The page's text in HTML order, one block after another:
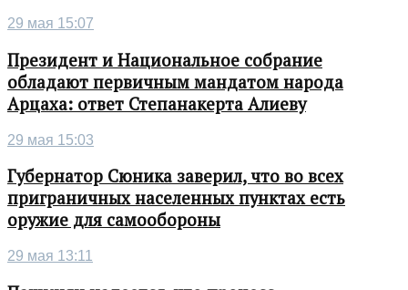
29 мая 15:07
Президент и Национальное собрание
обладают первичным мандатом народа
Арцаха: ответ Степанакерта Алиеву
29 мая 15:03
Губернатор Сюника заверил, что во всех
приграничных населенных пунктах есть
оружие для самообороны
29 мая 13:11